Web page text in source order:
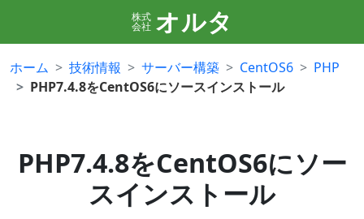
株式
会社 オルタ
ホーム 技術情報 サーバー構築 CentOS6
PHP
PHP7.4.8をCentOS6にソースインストール
PHP7.4.8をCentOS6にソー
スインストール